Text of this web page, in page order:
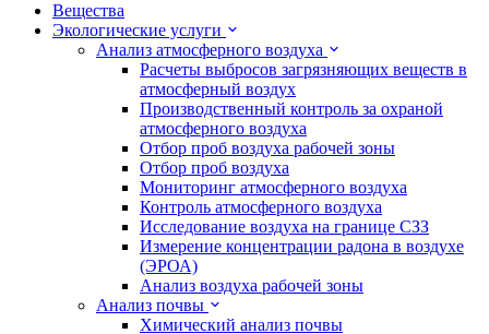
Вещества
Экологические услуги
Анализ атмосферного воздуха
Расчеты выбросов загрязняющих веществ в
атмосферный воздух
Производственный контроль за охраной
атмосферного воздуха
Отбор проб воздуха рабочей зоны
Отбор проб воздуха
Мониторинг атмосферного воздуха
Контроль атмосферного воздуха
Исследование воздуха на границе СЗЗ
Измерение концентрации радона в воздухе
(ЭРОА)
Анализ воздуха рабочей зоны
Анализ почвы
Химический анализ почвы